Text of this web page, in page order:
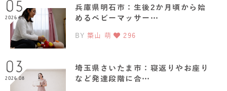
05
2026.08
兵庫県明石市：生後2か月頃から始
めるベビーマッサー…
BY 築山 萌 296
03
2026.08
埼玉県さいたま市：寝返りやお座り
など発達段階に合…